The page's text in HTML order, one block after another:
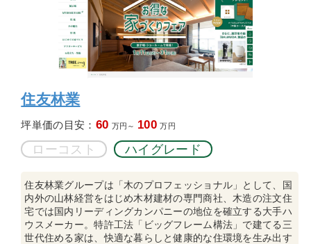
住友林業
坪単価の目安： 60 万円～ 100 万円
ローコスト ハイグレード
住友林業グループは「木のプロフェッショナル」として、国
内外の山林経営をはじめ木材建材の専門商社、木造の注文住
宅では国内リーディングカンパニーの地位を確立する大手ハ
ウスメーカー。特許工法「ビッグフレーム構法」で建てる三
世代住める家は、快適な暮らしと健康的な住環境を生み出す